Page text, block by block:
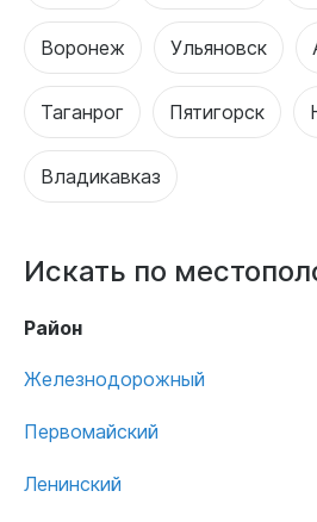
Воронеж Ульяновск
Таганрог Пятигорск
Владикавказ
Искать по
Район
Железнодорожный
Первомайский
Ленинский